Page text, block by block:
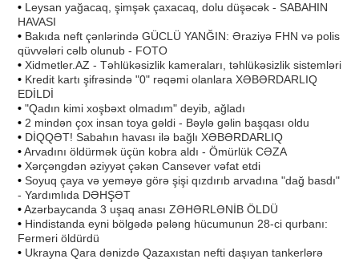
• Leysan yağacaq, şimşək çaxacaq, dolu düşəcək - SABAHIN
HAVASI
• Bakıda neft çənlərində GÜCLÜ YANĞIN: Əraziyə FHN və polis
qüvvələri cəlb olunub - FOTO
• Xidmetler.AZ - Təhlükəsizlik kameraları, təhlükəsizlik sistemləri
• Kredit kartı şifrəsində "0" rəqəmi olanlara XƏBƏRDARLIQ
EDİLDİ
• "Qadın kimi xoşbəxt olmadım" deyib, ağladı
• 2 mindən çox insan toya gəldi - Bəylə gəlin başqası oldu
• DİQQƏT! Sabahın havası ilə bağlı XƏBƏRDARLIQ
•Arvadını öldürmək üçün kobra aldı - Ömürlük CƏZA
• Xərçəngdən əziyyət çəkən Cansever vəfat etdi
• Soyuq çaya və yeməyə görə şişi qızdırıb arvadına "dağ basdı"
- Yardımlıda DƏHŞƏT
•Azərbaycanda 3 uşaq anası ZƏHƏRLƏNİB ÖLDÜ
• Hindistanda eyni bölgədə pələng hücumunun 28-ci qurbanı:
Fermeri öldürdü
• Ukrayna Qara dənizdə Qazaxıstan nefti daşıyan tankerlərə